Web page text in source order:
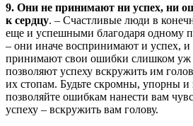
9. Они не принимают ни успех, ни
к сердцу. – Счастливые люди в
еще и успешными благодаря одному
– они иначе воспринимают и успех,
принимают свои ошибки слишком уж
позволяют успеху вскружить им
их стопам. Будьте скромны, упорны
позволяйте ошибкам нанести вам
успеху – вскружить вам голову.